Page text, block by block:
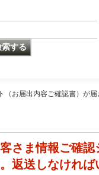
（お届出内容ご確認書）が
さま情報ご確
返送しなければ